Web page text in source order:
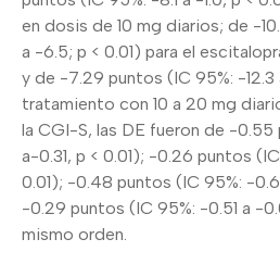
en dosis de 10 mg diarios; de -
a -6.5; p < 0.01) para el
y de -7.29 puntos (IC 95%: -12.3
tratamiento con 10 a 20 mg
la CGI-S, las DE fueron de -
a-0.31, p < 0.01); -0.26 puntos
0.01); -0.48 puntos (IC 95%: -
-0.29 puntos (IC 95%: -0.51 a -
mismo orden.